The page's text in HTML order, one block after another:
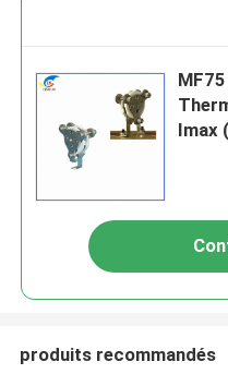
Imax
produits recommandés